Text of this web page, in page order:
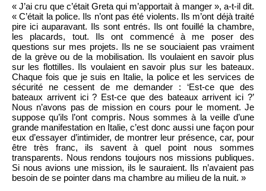
« J’ai cru que c’était Greta qui m’apportait à manger », a-t-il dit.
« C’était la police. Ils n’ont pas été violents. Ils m’ont déjà traité
pire ici auparavant. Ils sont entrés. Ils ont fouillé la chambre,
les placards, tout. Ils ont commencé à me poser des
questions sur mes projets. Ils ne se souciaient pas vraiment
de la grève ou de la mobilisation. Ils voulaient en savoir plus
sur les flottilles. Ils voulaient en savoir plus sur les bateaux.
Chaque fois que je suis en Italie, la police et les services de
sécurité ne cessent de me demander : ‘Est-ce que des
bateaux arrivent ici ? Est-ce que des bateaux arrivent ici ?’
Nous n’avons pas de mission en cours pour le moment. Je
suppose qu’ils l’ont compris. Nous sommes à la veille d’une
grande manifestation en Italie, c’est donc aussi une façon pour
eux d’essayer d’intimider, de montrer leur présence, car, pour
être très franc, ils savent à quel point nous sommes
transparents. Nous rendons toujours nos missions publiques.
Si nous avions une mission, ils le sauraient. Ils n’avaient pas
besoin de se pointer dans ma chambre au milieu de la nuit. »